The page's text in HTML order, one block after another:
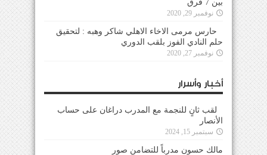
بين 7 فرق
نوفمبر 29, 2020
حارس مرمى الاخاء الاهلي شاكر وهبه : لتحقيق
حلم النادي الفوز بلقب الدوري
نوفمبر 27, 2020
أخبار وأسرار
لقب ثانٍ للنجمة مع المدرب دراغان على حساب
الأنصار
سبتمبر 15, 2024
مالك حسون مدرباً للتضامن صور